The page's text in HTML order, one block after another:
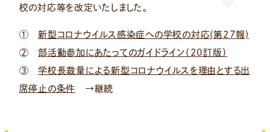
校の対応等を改定いたしました。
①新型コロナウイルス感染症への学校の対応(第27報)
②部活動参加にあたってのガイドライン（20訂版）
③学校長裁量による新型コロナウイルスを理由とする出
席停止の条件 →継続